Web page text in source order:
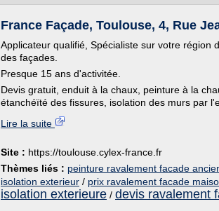
France Façade, Toulouse, 4, Rue
Applicateur qualifié, Spécialiste sur votre région
des façades.
Presque 15 ans d'activitée.
Devis gratuit, enduit à la chaux, peinture à la
étanchéïté des fissures, isolation des murs par
Lire la suite
Site : https://toulouse.cylex-france.fr
Thèmes liés : peinture ravalement facade
isolation exterieur / prix ravalement facade
isolation exterieure / devis ravalement